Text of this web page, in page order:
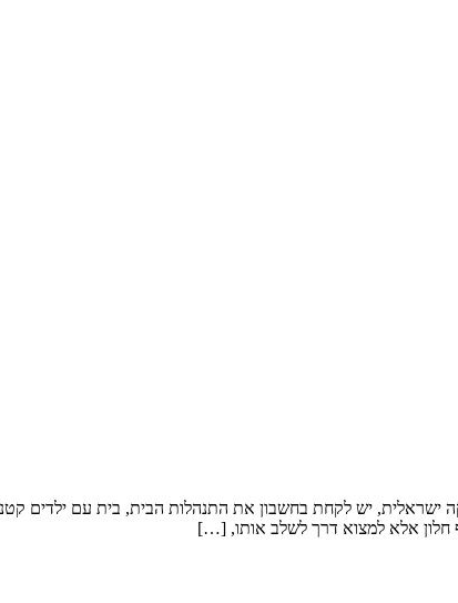
ישראלית, יש לקחת בחשבון את התנהלות הבית, בית עם ילדים
חלון אלא למצוא דרך לשלב אותו, […]